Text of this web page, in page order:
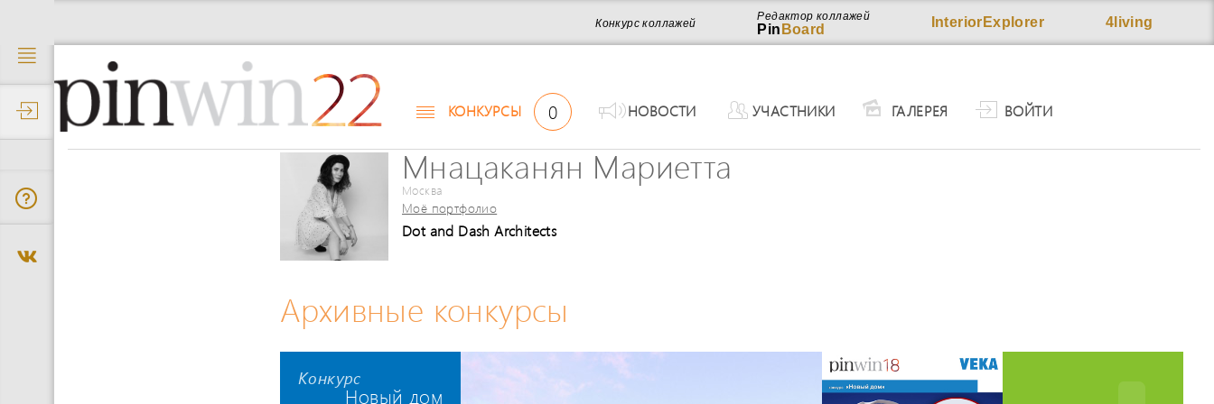
4living
InteriorExplorer
Редактор коллажей
Pin Board
Конкурс коллажей
22 КОНКУРСЫ 0 НОВОСТИ УЧАСТНИКИ ГАЛЕРЕЯ ВОЙТИ
Мнацаканян Мариетта
Москва
Моё портфолио
Dot and Dash Architects
Архивные конкурсы
Конкурс
Новый дом